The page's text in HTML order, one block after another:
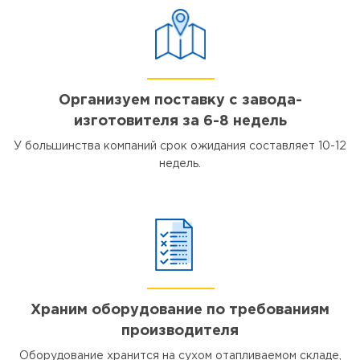
Организуем поставку с завода-
изготовителя за 6-8 недель
У большинства компаний срок ожидания составляет 10-12
недель.
Храним оборудование по требованиям
производителя
Оборудование хранится на сухом отапливаемом складе,